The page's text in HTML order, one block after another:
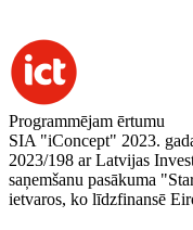
Programmējam ērtumu
SIA "iConcept" 2023.
2023/198 ar Latvijas
saņemšanu pasākuma
ietvaros, ko līdzfinansē